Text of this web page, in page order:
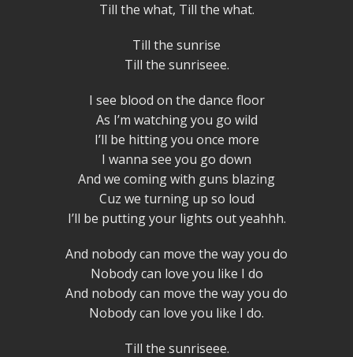
Till the what, Till the what.
Till the sunrise
Till the sunriseee.
I see blood on the dance floor
As I’m watching you go wild
I’ll be hitting you once more
I wanna see you go down
And we coming with guns blazing
Cuz we turning up so loud
I’ll be putting your lights out yeahhh.
And nobody can move the way you do
Nobody can love you like I do
And nobody can move the way you do
Nobody can love you like I do.
Till the sunriseee.